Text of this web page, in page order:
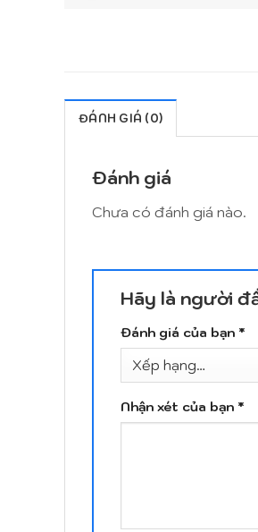
ĐÁNH GIÁ (0)
Đánh giá
Chưa có đánh giá nào.
Hãy là người
Đánh giá của bạn *
Nhận xét của bạn *